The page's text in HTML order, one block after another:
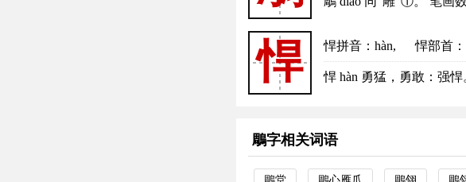
悍 悍拼音 ：hàn, 悍部首
悍 hàn 勇猛，勇敢：强
鵰字相关词语